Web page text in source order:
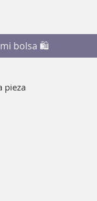
bolsa 🛍
pieza
puedes sumergir en